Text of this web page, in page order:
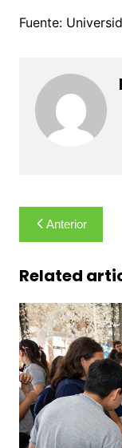
Fuente:
de
entradas
Anterior
Related